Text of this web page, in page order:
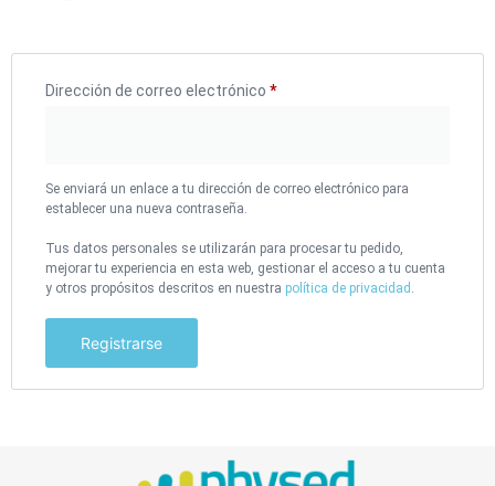
Dirección de correo electrónico *
Se enviará un enlace a tu dirección de correo electrónico para
establecer una nueva contraseña.
Tus datos personales se utilizarán para procesar tu pedido,
mejorar tu experiencia en esta web, gestionar el acceso a tu cuenta
y otros propósitos descritos en nuestra política de privacidad .
Registrarse